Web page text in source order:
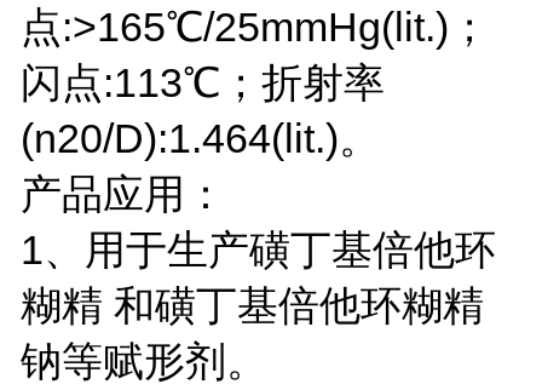
点:>165℃/25mmHg(lit.)；
闪点:113℃；折射率
(n20/D):1.464(lit.)。
产品应用：
1、用于生产磺丁基倍他环
糊精 和磺丁基倍他环糊精
钠等赋形剂。